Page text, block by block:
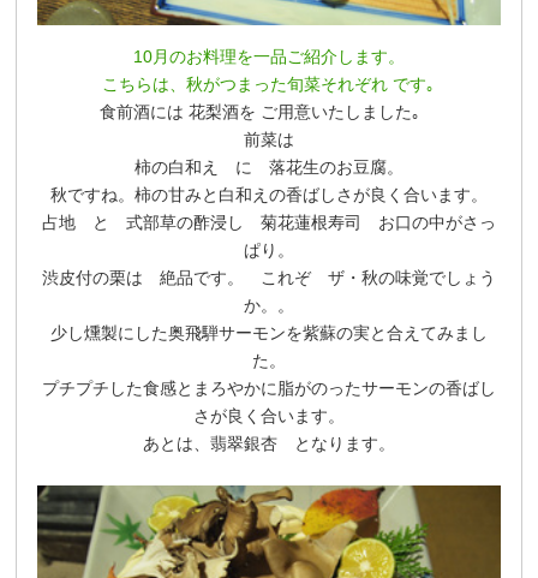
10月のお料理を一品ご紹介します。
こちらは、秋がつまった旬菜それぞれ です｡
食前酒には 花梨酒を ご用意いたしました｡
前菜は
柿の白和え に 落花生のお豆腐。
秋ですね。柿の甘みと白和えの香ばしさが良く合います。
占地 と 式部草の酢浸し 菊花蓮根寿司 お口の中がさっ
ぱり。
渋皮付の栗は 絶品です。 これぞ ザ・秋の味覚でしょう
か。。
少し燻製にした奥飛騨サーモンを紫蘇の実と合えてみまし
た。
プチプチした食感とまろやかに脂がのったサーモンの香ばし
さが良く合います。
あとは、翡翠銀杏 となります。